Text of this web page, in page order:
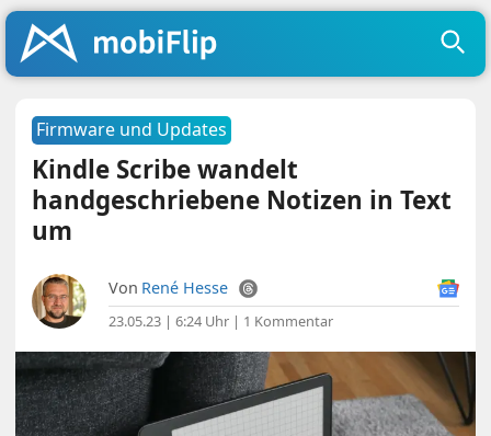
Firmware und Updates
Kindle Scribe wandelt
handgeschriebene Notizen in Text
um
Von René Hesse
23.05.23 | 6:24 Uhr | 1 Kommentar